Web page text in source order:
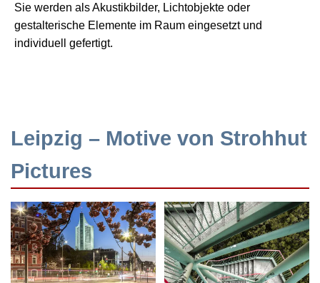
Sie werden als Akustikbilder, Lichtobjekte oder
gestalterische Elemente im Raum eingesetzt und
individuell gefertigt.
Leipzig – Motive von Strohhut
Pictures